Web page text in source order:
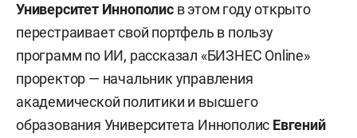
Минимальные баллы ЕГЭ выросли.
Минобрнауки повысило проходной порог по 6
предметам: по химии и биологии — с 39 до 40
баллов, по физике — с 39 до 41 балла, по
информатике — с 44 до 46 баллов, по истории — с
Университет Иннополисв этом году открыто
перестраивает свой портфель в пользу
программ по ИИ, рассказал «БИЗНЕС Online»
проректор — начальник управления
академической политики и высшего
образования Университета Иннополис Евгений